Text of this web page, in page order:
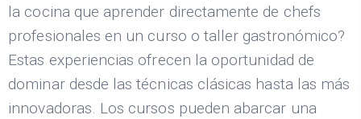
la cocina que aprender directamente de chefs
profesionales en un curso o taller gastronómico?
Estas experiencias ofrecen la oportunidad de
dominar desde las técnicas clásicas hasta las más
innovadoras. Los cursos pueden abarcar una